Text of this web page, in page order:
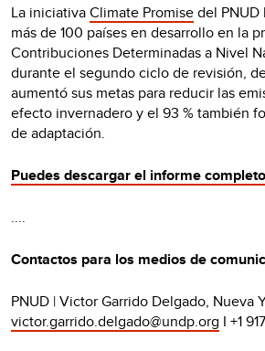
La iniciativaClimate Promisedel PNUD
más de 100 países en desarrollo en la
Contribuciones Determinadas a Nivel
durante el segundo ciclo de revisión,
aumentó sus metas para reducir las
efecto invernadero y el 93 % también
de adaptación.
Puedes descargar el informe
....
Contactos para los medios de
PNUD | Victor Garrido Delgado, Nueva
victor.garrido.delgado@undp.org I +1